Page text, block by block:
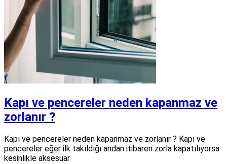
Kapı ve pencereler neden kapanmaz ve
zorlanır ?
Kapı ve pencereler neden kapanmaz ve zorlanır ? Kapı ve
pencereler eğer ilk takıldığı andan itibaren zorla kapatılıyorsa
kesinlikle aksesuar